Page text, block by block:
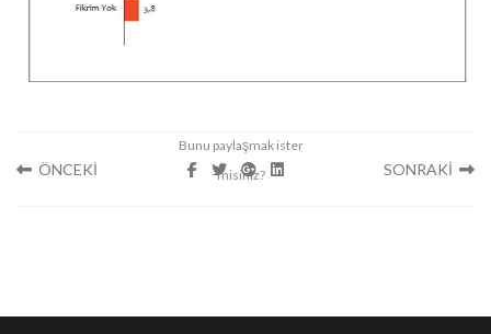
ÖNCEKİ SONRAKİ